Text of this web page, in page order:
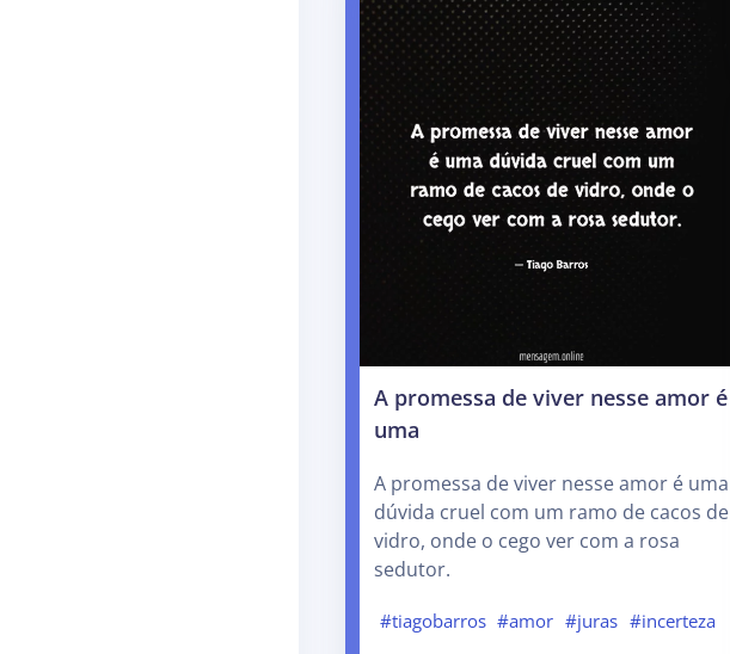
A promessa de viver nesse amor é
uma
A promessa de viver nesse amor é uma
dúvida cruel com um ramo de cacos de
vidro, onde o cego ver com a rosa
sedutor.
#tiagobarros #amor #juras #incerteza